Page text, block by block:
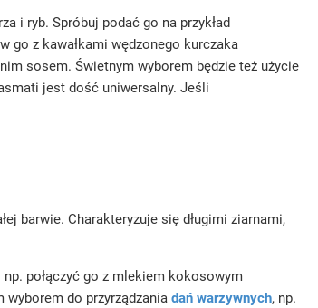
i ryb. Spróbuj podać go na przykład
go z kawałkami wędzonego kurczaka
sosem. Świetnym wyborem będzie też użycie
jest dość uniwersalny. Jeśli
barwie. Charakteryzuje się długimi ziarnami,
połączyć go z mlekiem kokosowym
wyborem do przyrządzania dań warzywnych, np.